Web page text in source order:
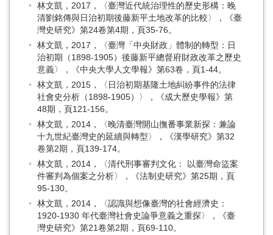
林文凱，2017，〈臺灣近代統治理性的歷史形構：晚
清劉銘傳與日治初期後藤新平土地改革的比較〉，《臺
灣史研究》第24卷第4期，頁35-76。
林文凱，2017，〈臺灣「中央財政」體制的轉型：日
治初期（1898-1905）後藤新平總督府財政改革之歷史
意義〉，《中央大學人文學報》第63卷，頁1-44。
林文凱，2015，〈日治初期基隆土地糾紛事件的法律
社會史分析（1898-1905）〉，《成大歷史學報》第
48期，頁121-156。
林文凱，2014，〈晚清臺灣開山撫番事業新探：兼論
十九世紀臺灣史的延續與轉型〉，《漢學研究》第32
卷第2期，頁139-174。
林文凱，2014，〈清代刑事審判文化： 以臺灣命盜案
件審判為個案之分析〉，《法制史研究》第25期，頁
95-130。
林文凱，2014，〈認識與想像臺灣的社會經濟史：
1920-1930 年代臺灣社會史論爭意義之重探〉，《臺
灣史研究》第21卷第2期，頁69-110。